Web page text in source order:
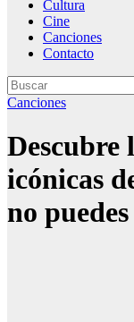
Cultura
Cine
Canciones
Contacto
Canciones
Descubre
icónicas
no